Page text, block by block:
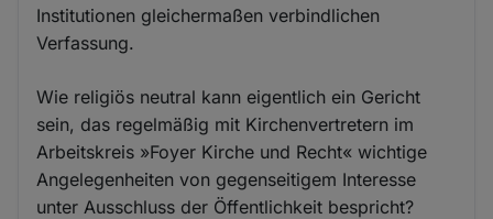
Institutionen gleichermaßen verbindlichen
Verfassung.
Wie religiös neutral kann eigentlich ein Gericht
sein, das regelmäßig mit Kirchenvertretern im
Arbeitskreis »Foyer Kirche und Recht« wichtige
Angelegenheiten von gegenseitigem Interesse
unter Ausschluss der Öffentlichkeit bespricht?